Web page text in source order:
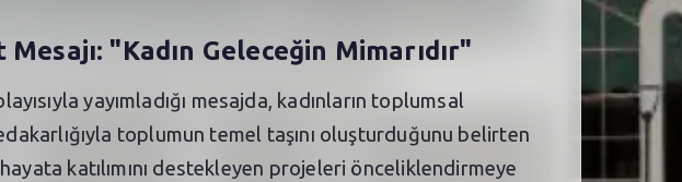
"Kadın Geleceğin Mimarıdır"
yayımladığı mesajda, kadınların toplumsal
toplumun temel taşını oluşturduğunu belirten
katılımını destekleyen projeleri önceliklendirmeye